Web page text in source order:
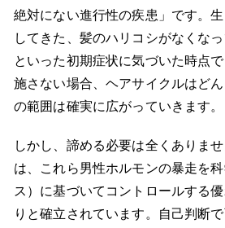
絶対にない進行性の疾患」です。
してきた、髪のハリコシがなくな
といった初期症状に気づいた時点
施さない場合、ヘアサイクルはど
の範囲は確実に広がっていきます。
しかし、諦める必要は全くありま
は、これら男性ホルモンの暴走を
ス）に基づいてコントロールする
りと確立されています。自己判断